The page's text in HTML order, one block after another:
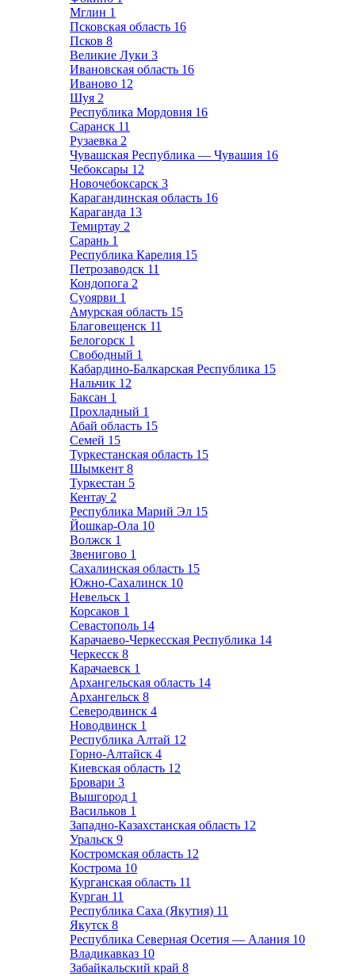
Мглин 1
Псковская область 16
Псков 8
Великие Луки 3
Ивановская область 16
Иваново 12
Шуя 2
Республика Мордовия 16
Саранск 11
Рузаевка 2
Чувашская Республика — Чувашия 16
Чебоксары 12
Новочебоксарск 3
Карагандинская область 16
Караганда 13
Темиртау 2
Сарань 1
Республика Карелия 15
Петрозаводск 11
Кондопога 2
Суоярви 1
Амурская область 15
Благовещенск 11
Белогорск 1
Свободный 1
Кабардино-Балкарская Республика 15
Нальчик 12
Баксан 1
Прохладный 1
Абай область 15
Семей 15
Туркестанская область 15
Шымкент 8
Туркестан 5
Кентау 2
Республика Марий Эл 15
Йошкар-Ола 10
Волжск 1
Звенигово 1
Сахалинская область 15
Южно-Сахалинск 10
Невельск 1
Корсаков 1
Севастополь 14
Карачаево-Черкесская Республика 14
Черкесск 8
Карачаевск 1
Архангельская область 14
Архангельск 8
Северодвинск 4
Новодвинск 1
Республика Алтай 12
Горно-Алтайск 4
Киевская область 12
Бровари 3
Вышгород 1
Васильков 1
Западно-Казахстанская область 12
Уральск 9
Костромская область 12
Кострома 10
Курганская область 11
Курган 11
Республика Саха (Якутия) 11
Якутск 8
Республика Северная Осетия — Алания 10
Владикавказ 10
Забайкальский край 8